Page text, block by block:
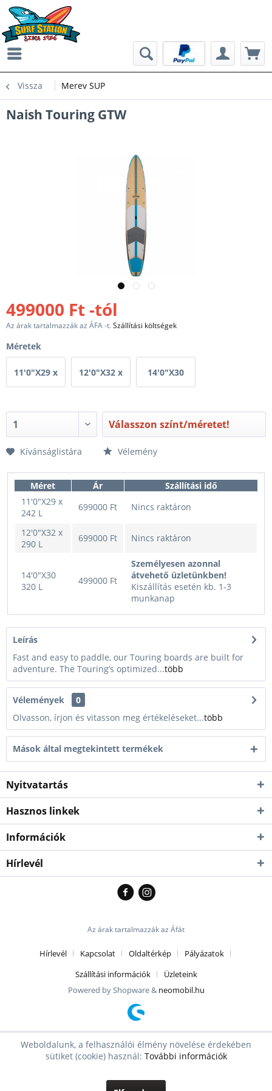
Vissza Merev SUP
Naish Touring GTW
499000 Ft -tól
Az árak tartalmazzák az ÁFA -t.Szállítási költségek
Méretek
11'0"X29 x 12'0"X32 x 14'0"X30
Válasszon színt/méretet!
Kívánságlistára Vélemény
Méret Ár
Szállítási idő
11'0"X29 x
242 L
699000 Ft Nincs raktáron
12'0"X32 x
290 L
699000 Ft Nincs raktáron
14'0"X30
320 L
499000 Ft
Személyesen azonnal
átvehető üzletünkben!
Kiszállítás esetén kb. 1-3
munkanap
Leírás
Fast and easy to paddle, our Touring boards are built for
adventure. The Touring’s optimized...több
Vélemények
0
Olvasson, írjon és vitasson meg értékeléseket...több
Mások által megtekintett termékek
Nyitvatartás
Hasznos linkek
Információk
Hírlevél
Az árak tartalmazzák az Áfát
Hírlevél Kapcsolat Oldaltérkép
Pályázatok
Szállítási információk
Üzleteink
Powered by Shopware & neomobil.hu
Weboldalunk, a felhasználói élmény növelése érdekében
sütiket (cookie) használ: További információk